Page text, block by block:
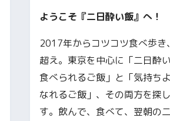
ようこそ『二日酔い飯』へ！
2017年からコツコツ食べ歩
超え。東京を中心に「二日酔
食べられるご飯」と「気持ち
なれるご飯」、その両方を探
す。飲んで、食べて、翌朝の